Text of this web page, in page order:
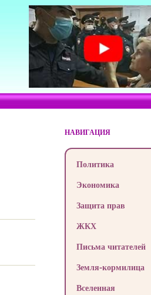
НАВИГАЦИЯ
Политика
Экономика
Защита прав
ЖКХ
Письма читателей
Земля-кормилица
Вселенная